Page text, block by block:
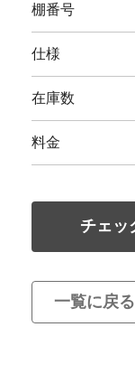
棚番号
仕様
在庫数
料金
チェッ
一覧に戻る